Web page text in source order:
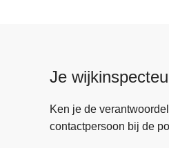
Je
Ken je de
contactpersoon bij de